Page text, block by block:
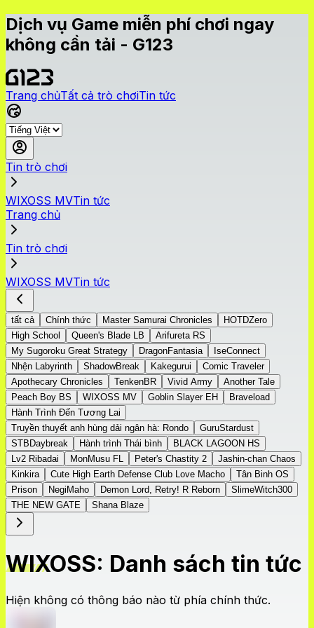
Dịch vụ Game miễn phí chơi ngay
không cần tải - G123
Trang chủTất cả trò chơiTin tức
Tin trò chơi
WIXOSS MVTin tức
Trang chủ
Tin trò chơi
WIXOSS MVTin tức
tất cả Chính thức Master Samurai Chronicles
HOTDZero
High School
Queen's Blade LB
Arifureta RS
My Sugoroku Great Strategy
DragonFantasia
IseConnect
Nhện Labyrinth
ShadowBreak Kakegurui
Comic Traveler
Apothecary Chronicles
TenkenBR Vivid Army
Another Tale
Peach Boy BS
WIXOSS MV Goblin Slayer EH
Braveload
Hành Trình Đến Tương Lai
Truyền thuyết anh hùng dải ngân hà: Rondo
GuruStardust
STBDaybreak
Hành trình Thái bình
BLACK LAGOON HS
Lv2 Ribadai
MonMusu FL Peter's Chastity 2
Jashin-chan Chaos
Kinkira
Cute High Earth Defense Club Love Macho
Tân Binh OS
Prison
NegiMaho Demon Lord, Retry! R Reborn
SlimeWitch300
THE NEW GATE
Shana Blaze
WIXOSS: Danh sách tin tức
Hiện không có thông báo nào từ phía chính thức.